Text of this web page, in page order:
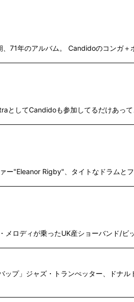
71年のアルバム。 Candidoのコンガ
としてCandidoも参加してるだけあっ
ー"Eleanor Rigby"、タイトなドラムと
ロディが乗ったUK産ショーバンド/
プ」ジャズ・トランぺッター、ドナ